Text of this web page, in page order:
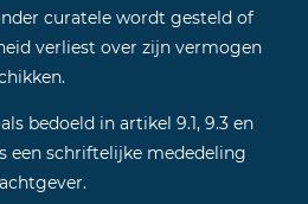
curatele wordt gesteld of
verliest over zijn vermogen
bedoeld in artikel 9.1, 9.3 en
een schriftelijke mededeling